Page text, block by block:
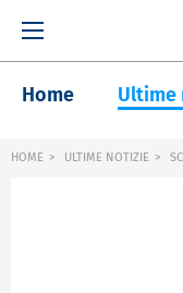
Home Ultime
HOME ULTIME NOTIZIE